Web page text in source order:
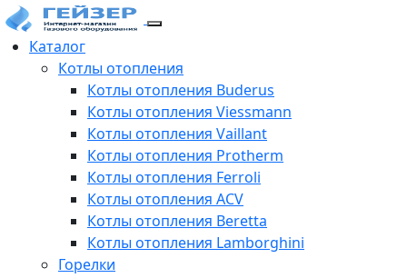
Каталог
Котлы отопления
Котлы отопления Buderus
Котлы отопления Viessmann
Котлы отопления Vaillant
Котлы отопления Protherm
Котлы отопления Ferroli
Котлы отопления ACV
Котлы отопления Beretta
Котлы отопления Lamborghini
Горелки